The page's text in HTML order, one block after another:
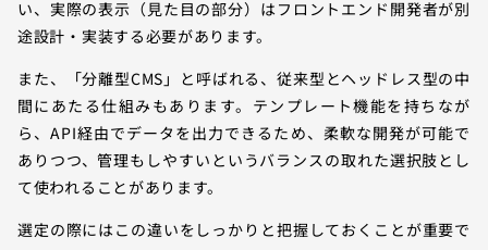
い、実際の表示（見た目の部分）はフロントエンド開発者が別
途設計・実装する必要があります。
また、「分離型CMS」と呼ばれる、従来型とヘッドレス型の中
間にあたる仕組みもあります。テンプレート機能を持ちなが
ら、API経由でデータを出力できるため、柔軟な開発が可能で
ありつつ、管理もしやすいというバランスの取れた選択肢とし
て使われることがあります。
選定の際にはこの違いをしっかりと把握しておくことが重要で